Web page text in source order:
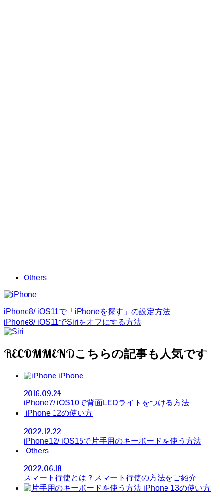
Others
iPhone8/ iOS11で「iPhoneを探す」の設定方法
iPhone8/ iOS11でSiriをオフにする方法
RECOMMEND
iPhone
2016.09.24
iPhone7/ iOS10で背面LEDライトをつける方法
iPhone 12の使い方
2022.12.22
iPhone12/ iOS15で片手用のキーボードを使う方法
Others
2022.06.18
スマート行使とは？スマート行使の方法をご紹介
iPhone 13の使い方